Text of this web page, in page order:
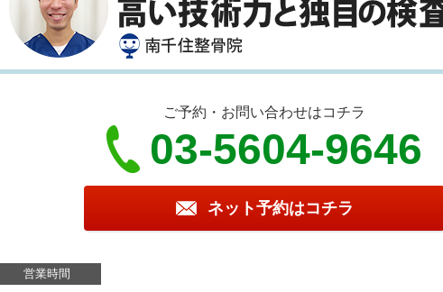
ご予約・お問い合わせはコチラ
03-5604-9646
ネット予約はコチラ
営業時間